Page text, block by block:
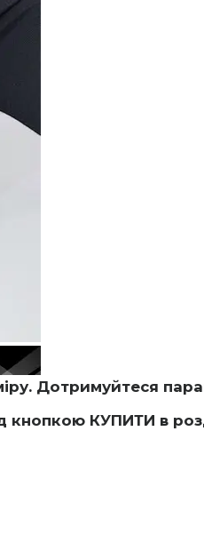
Дотримуйтеся
кнопкою КУПИТИ в